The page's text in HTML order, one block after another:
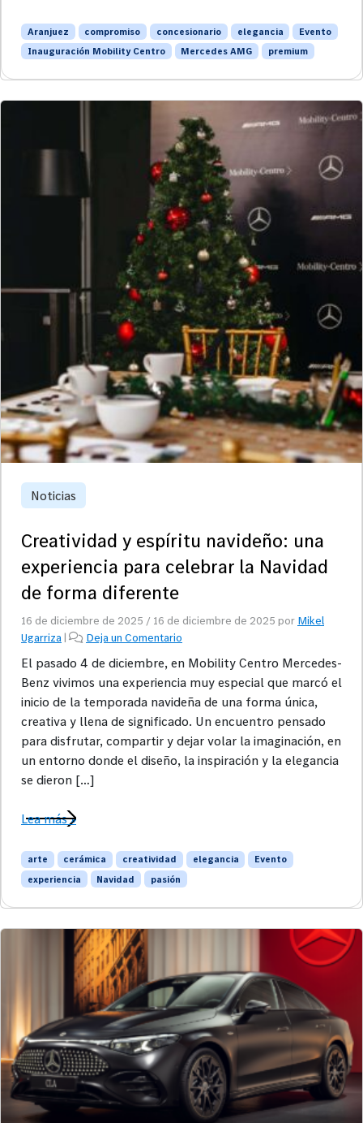
Aranjuez compromiso concesionario elegancia
Evento
Inauguración Mobility Centro
Mercedes AMG premium
Noticias
Creatividad y espíritu navideño: una
experiencia para celebrar la Navidad
de forma diferente
16 de diciembre de 2025 / 16 de diciembre de 2025 por Mikel
Ugarriza | Deja un Comentario
El pasado 4 de diciembre, en Mobility Centro Mercedes-
Benz vivimos una experiencia muy especial que marcó el
inicio de la temporada navideña de una forma única,
creativa y llena de significado. Un encuentro pensado
para disfrutar, compartir y dejar volar la imaginación, en
un entorno donde el diseño, la inspiración y la elegancia
se dieron […]
Lea más »
arte cerámica creatividad elegancia
Evento
experiencia
Navidad pasión